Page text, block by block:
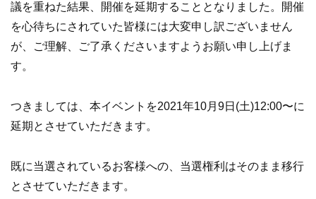
議を重ねた結果、開催を延期することとなりました。開催
を心待ちにされていた皆様には大変申し訳ございません
が、ご理解、ご了承くださいますようお願い申し上げま
す。
つきましては、本イベントを2021年10月9日(土)12:00〜に
延期とさせていただきます。
既に当選されているお客様への、当選権利はそのまま移行
とさせていただきます。